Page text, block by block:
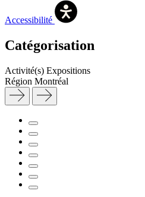
Accessibilité
Catégorisation
Activité(s) Expositions
Région Montréal